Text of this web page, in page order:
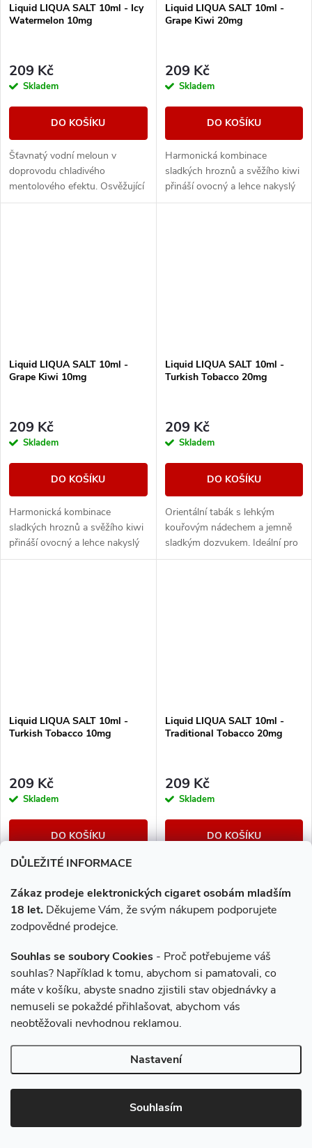
DŮLEŽITÉ INFORMACE
Zákaz prodeje elektronických cigaret osobám mladším
18 let. Děkujeme Vám, že svým nákupem podporujete
zodpovědné prodejce.
Souhlas se soubory Cookies - Proč potřebujeme váš
souhlas? Například k tomu, abychom si pamatovali, co
máte v košíku, abyste snadno zjistili stav objednávky a
nemuseli se pokaždé přihlašovat, abychom vás
neobtěžovali nevhodnou reklamou.
Nastavení
Souhlasím
Liquid LIQUA SALT 10ml - Icy
Watermelon 10mg
209 Kč
Skladem
DO KOŠÍKU
Šťavnatý vodní meloun v
doprovodu chladivého
mentolového efektu. Osvěžující
letní volba pro milovníky
Liquid LIQUA SALT 10ml -
Grape Kiwi 20mg
209 Kč
Skladem
DO KOŠÍKU
Harmonická kombinace
sladkých hroznů a svěžího kiwi
přináší ovocný a lehce nakyslý
zážitek.
Liquid LIQUA SALT 10ml -
Grape Kiwi 10mg
209 Kč
Skladem
DO KOŠÍKU
Harmonická kombinace
sladkých hroznů a svěžího kiwi
přináší ovocný a lehce nakyslý
zážitek.
Liquid LIQUA SALT 10ml -
Turkish Tobacco 20mg
209 Kč
Skladem
DO KOŠÍKU
Orientální tabák s lehkým
kouřovým nádechem a jemně
sladkým dozvukem. Ideální pro
náročné milovníky tabákových
Liquid LIQUA SALT 10ml -
Turkish Tobacco 10mg
209 Kč
Skladem
DO KOŠÍKU
Orientální tabák s lehkým
sladkým dozvukem. Ideální pro
náročné milovníky tabákových
chutí.
Liquid LIQUA SALT 10ml -
Traditional Tobacco 20mg
209 Kč
Skladem
DO KOŠÍKU
evropským tabákem s dřevitými
a lehce kořeněnými tóny.
Liquid LIQUA SALT 10ml -
Traditional Tobacco 10mg
Liquid LIQUA SALT 10ml -
Bright Tobacco 20mg